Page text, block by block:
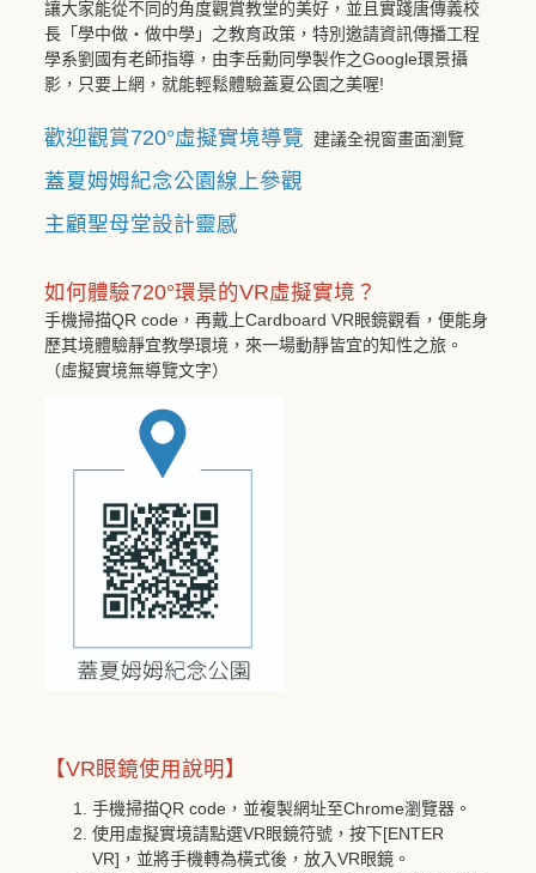
讓大家能從不同的角度觀賞教堂的美好，並且實踐唐傳義校
長「學中做‧做中學」之教育政策，特別邀請資訊傳播工程
學系劉國有老師指導，由李岳勳同學製作之Google環景攝
影，只要上網，就能輕鬆體驗蓋夏公園之美喔!
歡迎觀賞720°虛擬實境導覽 建議全視窗畫面瀏覽
蓋夏姆姆紀念公園線上參觀
主顧聖母堂設計靈感
如何體驗720°環景的VR虛擬實境？
手機掃描QR code，再戴上Cardboard VR眼鏡觀看，便能身
歷其境體驗靜宜教學環境，來一場動靜皆宜的知性之旅。
（虛擬實境無導覽文字）
【VR眼鏡使用說明】
手機掃描QR code，並複製網址至Chrome瀏覽器。
使用虛擬實境請點選VR眼鏡符號，按下[ENTER
VR]，並將手機轉為橫式後，放入VR眼鏡。